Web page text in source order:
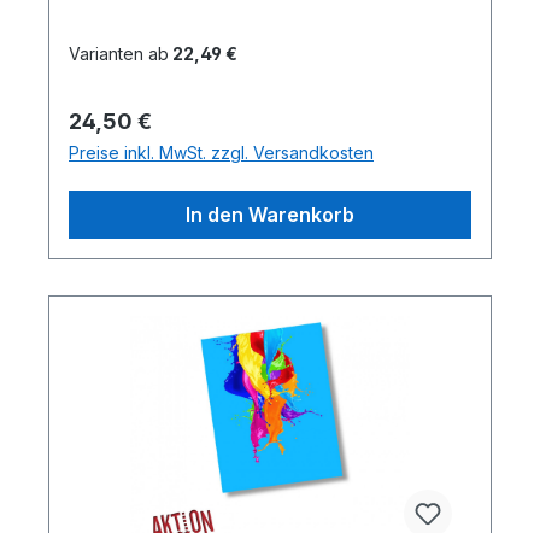
Varianten ab 22,49 €
Regulärer Preis:
24,50 €
Preise inkl. MwSt. zzgl. Versandkosten
In den Warenkorb